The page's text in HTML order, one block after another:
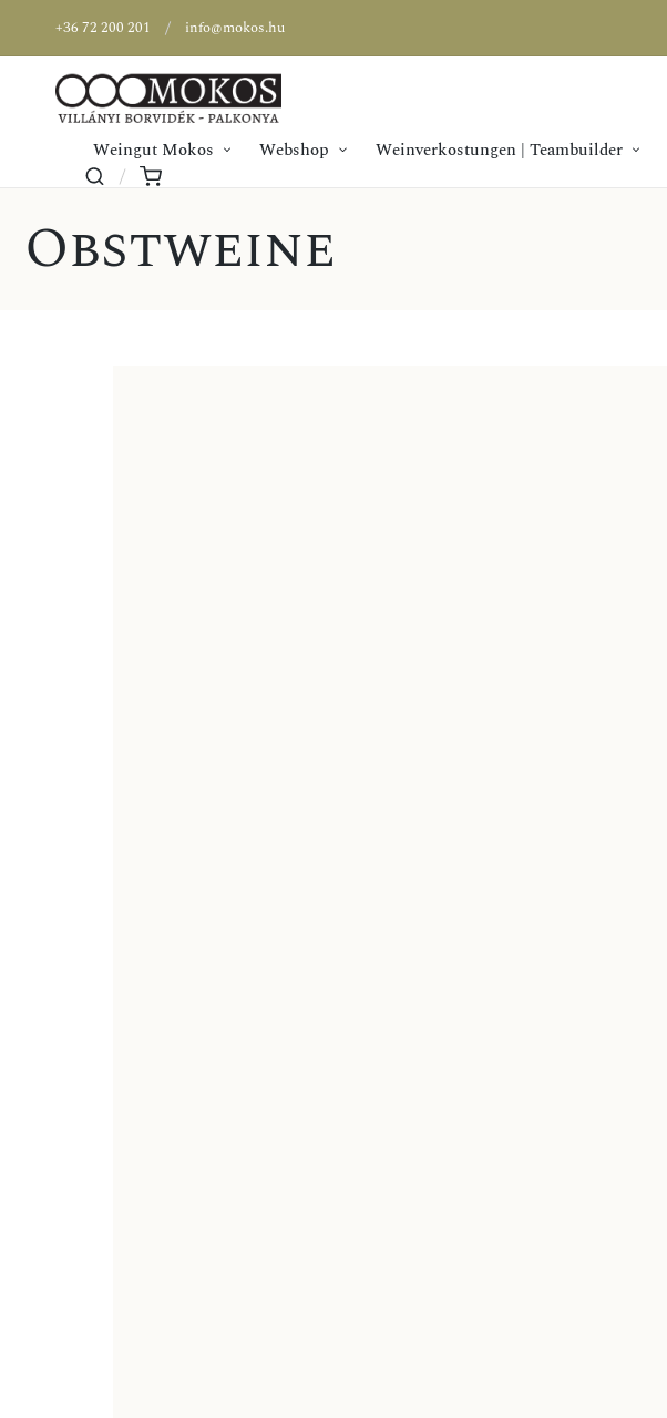
+36 72 200 201 info@mokos.hu
Weingut Mokos Webshop Weinverkostungen | Teambuilder
Obstweine